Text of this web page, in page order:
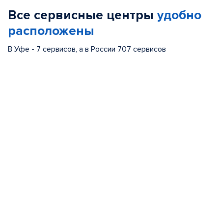
Все сервисные центры удобно
расположены
В Уфе - 7 сервисов, а в России 707 сервисов